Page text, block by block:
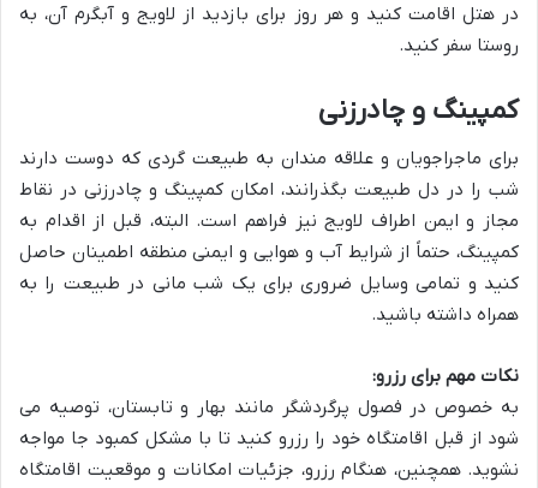
در هتل اقامت کنید و هر روز برای بازدید از لاویج و آبگرم آن، به
روستا سفر کنید.
کمپینگ و چادرزنی
برای ماجراجویان و علاقه مندان به طبیعت گردی که دوست دارند
شب را در دل طبیعت بگذرانند، امکان کمپینگ و چادرزنی در نقاط
مجاز و ایمن اطراف لاویج نیز فراهم است. البته، قبل از اقدام به
کمپینگ، حتماً از شرایط آب و هوایی و ایمنی منطقه اطمینان حاصل
کنید و تمامی وسایل ضروری برای یک شب مانی در طبیعت را به
همراه داشته باشید.
نکات مهم برای رزرو:
به خصوص در فصول پرگردشگر مانند بهار و تابستان، توصیه می
شود از قبل اقامتگاه خود را رزرو کنید تا با مشکل کمبود جا مواجه
نشوید. همچنین، هنگام رزرو، جزئیات امکانات و موقعیت اقامتگاه